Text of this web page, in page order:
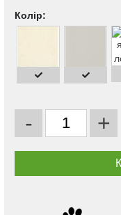
Колір:
- +